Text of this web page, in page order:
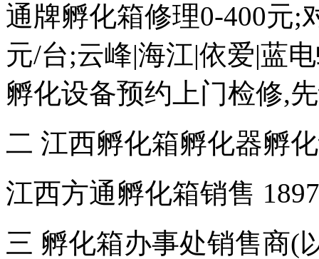
通牌孵化箱修理0-400元;
元/台;云峰|海江|依爱|蓝
孵化设备预约上门检修,
二 江西孵化箱孵化器孵
江西方通孵化箱销售
三 孵化箱办事处销售商(